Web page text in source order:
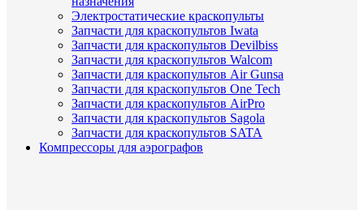
Электростатические краскопульты
Запчасти для краскопультов Iwata
Запчасти для краскопультов Devilbiss
Запчасти для краскопультов Walcom
Запчасти для краскопультов Air Gunsa
Запчасти для краскопультов One Tech
Запчасти для краскопультов AirPro
Запчасти для краскопультов Sagola
Запчасти для краскопультов SATA
Компрессоры для аэрографов